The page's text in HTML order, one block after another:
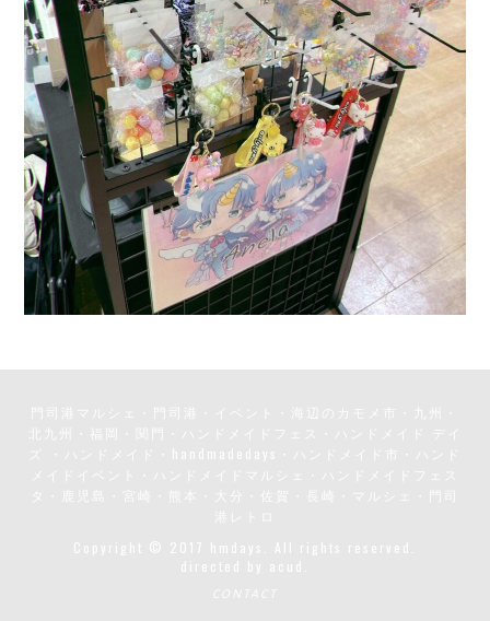
門司港マルシェ・門司港・イベント・海辺のカモメ市・九州・
ズ ・ハンドメイド・handmadedays・ハンドメイド市・ハンド
タ・鹿児島・宮崎・熊本・大分・佐賀・長崎・マルシェ・門司
Copyright © 2017 hmdays. All rights reserved.
directed by acud.
CONTACT